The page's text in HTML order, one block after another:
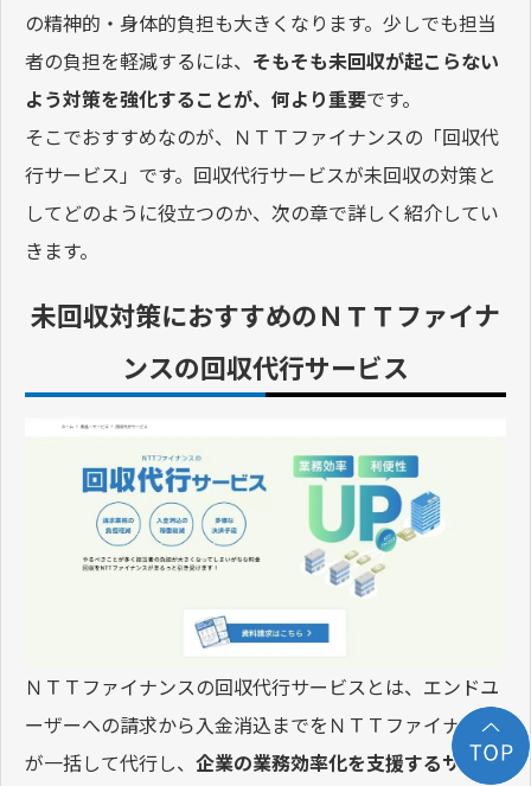
の精神的・身体的負担も大きくなります。少しでも担当
者の負担を軽減するには、 そもそも未回収が起こらない
よう対策を強化することが、何より重要です。
そこでおすすめなのが、ＮＴＴファイナンスの「回収代
行サービス」です。回収代行サービスが未回収の対策と
してどのように役立つのか、次の章で詳しく紹介してい
きます。
未回収対策におすすめのＮＴＴファイナ
ンスの回収代行サービス
ＮＴＴファイナンスの回収代行サービスとは、エンドユ
ーザーへの請求から入金消込までをＮＴＴファイナンス
が一括して代行し、 企業の業務効率化を支援するサービ